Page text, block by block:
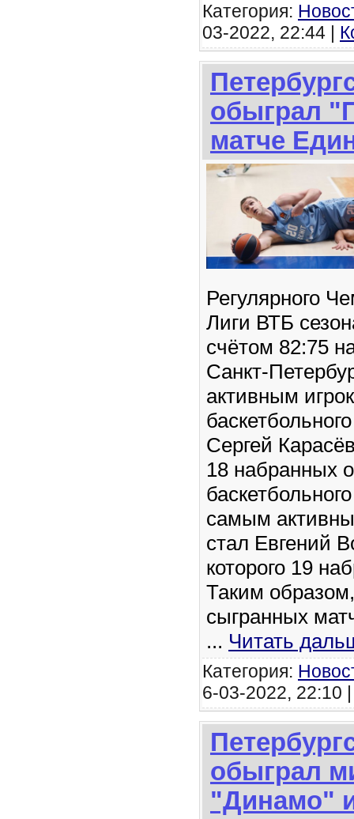
Категория:
03-2022, 22:44 |
обыграл
матче
Регулярного
Лиги ВТБ
счётом 82:75
Санкт-
активным
Сергей
18 набранных
самым
стал Евгений
которого 19
Таким
сыгранных
... Читать
Категория:
6-03-2022, 22:10
обыграл
"Динамо"